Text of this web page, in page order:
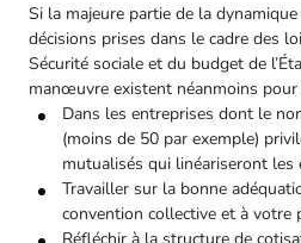
Si la majeure partie de la
décisions prises dans le cadre des
Sécurité sociale et du budget de
manœuvre existent néanmoins
Dans les entreprises dont le
(moins de 50 par exemple)
mutualisés qui linéariseront
Travailler sur la bonne
convention collective et à votre